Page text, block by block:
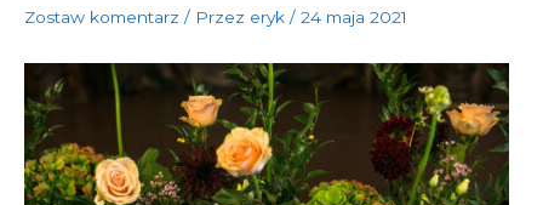
Zostaw komentarz / Przez eryk / 24 maja 2021